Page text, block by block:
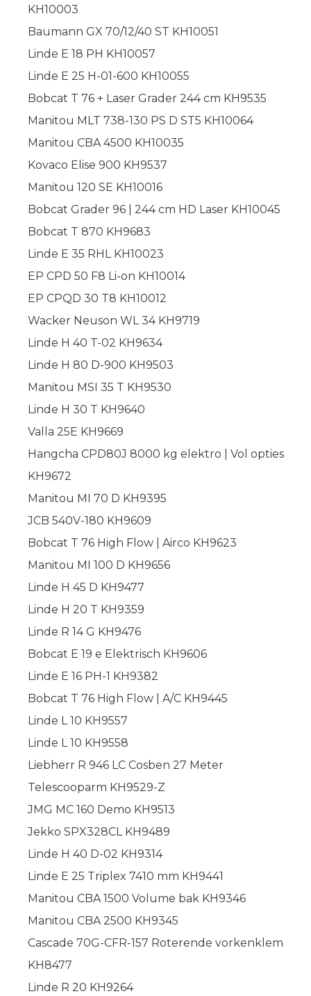
KH10003
Baumann GX 70/12/40 ST KH10051
Linde E 18 PH KH10057
Linde E 25 H-01-600 KH10055
Bobcat T 76 + Laser Grader 244 cm KH9535
Manitou MLT 738-130 PS D ST5 KH10064
Manitou CBA 4500 KH10035
Kovaco Elise 900 KH9537
Manitou 120 SE KH10016
Bobcat Grader 96 | 244 cm HD Laser KH10045
Bobcat T 870 KH9683
Linde E 35 RHL KH10023
EP CPD 50 F8 Li-on KH10014
EP CPQD 30 T8 KH10012
Wacker Neuson WL 34 KH9719
Linde H 40 T-02 KH9634
Linde H 80 D-900 KH9503
Manitou MSI 35 T KH9530
Linde H 30 T KH9640
Valla 25E KH9669
Hangcha CPD80J 8000 kg elektro | Vol opties
KH9672
Manitou MI 70 D KH9395
JCB 540V-180 KH9609
Bobcat T 76 High Flow | Airco KH9623
Manitou MI 100 D KH9656
Linde H 45 D KH9477
Linde H 20 T KH9359
Linde R 14 G KH9476
Bobcat E 19 e Elektrisch KH9606
Linde E 16 PH-1 KH9382
Bobcat T 76 High Flow | A/C KH9445
Linde L 10 KH9557
Linde L 10 KH9558
Liebherr R 946 LC Cosben 27 Meter
Telescooparm KH9529-Z
JMG MC 160 Demo KH9513
Jekko SPX328CL KH9489
Linde H 40 D-02 KH9314
Linde E 25 Triplex 7410 mm KH9441
Manitou CBA 1500 Volume bak KH9346
Manitou CBA 2500 KH9345
Cascade 70G-CFR-157 Roterende vorkenklem
KH8477
Linde R 20 KH9264